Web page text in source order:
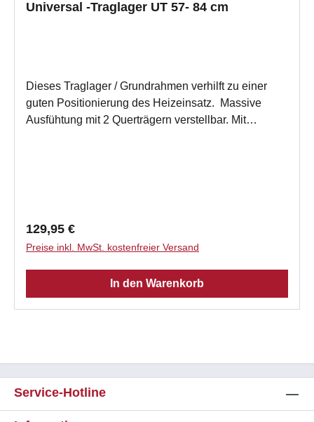
Universal -Traglager UT 57- 84 cm
Dieses Traglager / Grundrahmen verhilft zu einer
guten Positionierung des Heizeinsatz. Massive
Ausfühtung mit 2 Querträgern verstellbar. Mit
Regulärer Preis:
129,95 €
Preise inkl. MwSt. kostenfreier Versand
In den Warenkorb
Service-Hotline